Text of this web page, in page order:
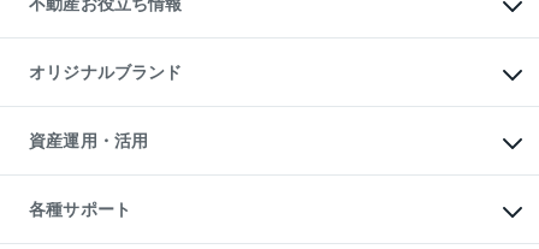
貸すガイド
マンション投資
投資用マンション
アパート経営
収益物件
ビル購入（ビル一棟）
投資用不動産の売却査定
事業用不動産の売却査定
マンションライブラリー
人気マンションランキング
暮らしに役立つ不動産メディア
不動産相場・不動産価格情報
不動産コラム・ニュース
不動産用語集
不動産なんでもネット相談室
住まいの税金
オリジナルブランド
一棟リノベーションマンション
L`GENTE（ルジェンテ）
区分リノベーションマンション
投資用一棟レジデンスWELL
資産運用・活用
不動産M&A
アセットマネジメント・出資
各種サポート